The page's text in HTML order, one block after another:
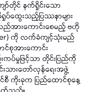
ာ်တိုင် နက်ရှိုင်းသော
ရှုပ်ထွေးသည့်ပြဿနာများ
အားကောင်းစေမည့် ဗဟို
ကို လက်ခံကျင့်သုံးမည်
စုအားကောင်း
းကပ်မှုဖြင့်သာ တိုင်းပြည်ကို
သားတော်လှန်ရေးအဖွဲ့
င်စီ ကိုးခုက ပြည်ထောင်စုနေ့